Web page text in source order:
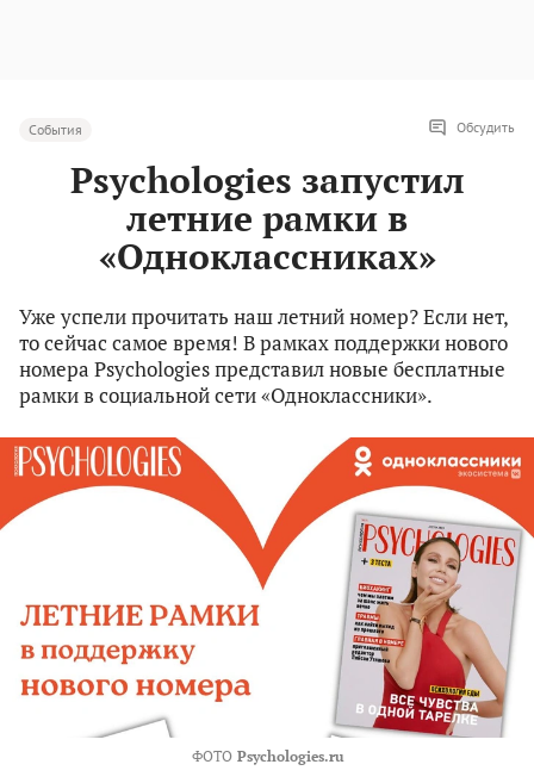
События Обсудить
Psychologies запустил
летние рамки в
«Одноклассниках»
Уже успели прочитать наш летний номер? Если нет,
то сейчас самое время! В рамках поддержки нового
номера Psychologies представил новые бесплатные
рамки в социальной сети «Одноклассники».
ФОТО Psychologies.ru